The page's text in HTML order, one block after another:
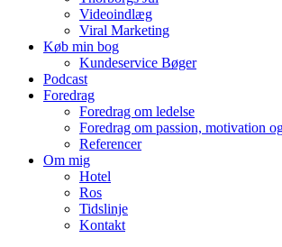
Videoindlæg
Viral Marketing
Køb min bog
Kundeservice Bøger
Podcast
Foredrag
Foredrag om ledelse
Foredrag om passion, motivation
Referencer
Om mig
Hotel
Ros
Tidslinje
Kontakt